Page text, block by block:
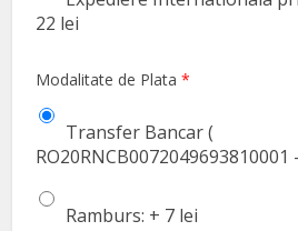
22 lei
Modalitate de Plata*
Transfer Bancar (
RO20RNCB0072049693810001
Ramburs: + 7 lei